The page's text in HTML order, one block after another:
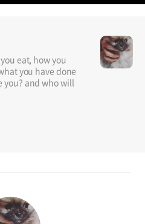
eat, how you
you have done
you? and who will